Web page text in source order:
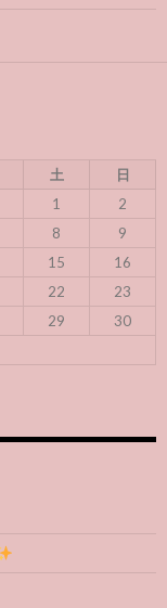
土
日
1
2
8
9
15
16
22
23
29
30